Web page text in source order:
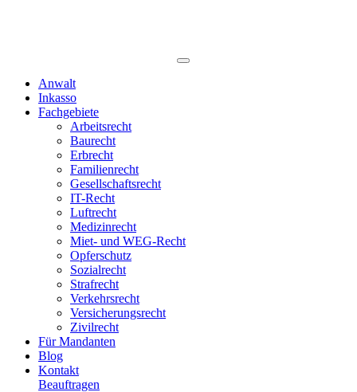
Anwalt
Inkasso
Fachgebiete
Arbeitsrecht
Baurecht
Erbrecht
Familienrecht
Gesellschaftsrecht
IT-Recht
Luftrecht
Medizinrecht
Miet- und WEG-Recht
Opferschutz
Sozialrecht
Strafrecht
Verkehrsrecht
Versicherungsrecht
Zivilrecht
Für Mandanten
Blog
Kontakt
Beauftragen